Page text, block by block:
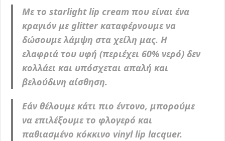
Με το starlight lip cream που είναι ένα
κραγιόν με glitter καταφέρνουμε να
δώσουμε λάμψη στα χείλη μας. Η
ελαφριά του υφή (περιέχει 60% νερό) δεν
κολλάει και υπόσχεται απαλή και
βελούδινη αίσθηση.
Εάν θέλουμε κάτι πιο έντονο, μπορούμε
να επιλέξουμε το φλογερό και
παθιασμένο κόκκινο vinyl lip lacquer.